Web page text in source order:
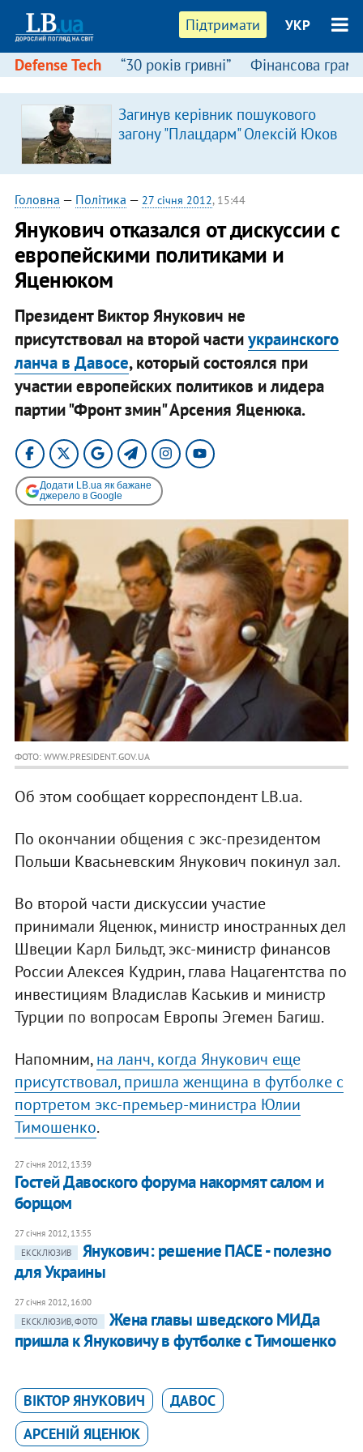
Підтримати УКР
Defense Tech “30 років гривні” Фінансова
Загинув керівник пошукового
загону "Плацдарм" Олексій Юков
Головна — Політика — 27 січня 2012, 15:44
Янукович отказался от дискуссии с
европейскими политиками и
Яценюком
Президент Виктор Янукович не
присутствовал на второй частиукраинского
ланча в Давосе, который состоялся при
участии европейских политиков и лидера
партии "Фронт змин" Арсения Яценюка.
Додати LB.ua як бажане
джерело в Google
ФОТО: WWW.PRESIDENT.GOV.UA
Об этом сообщает корреспондент LB.ua.
По окончании общения с экс-президентом
Польши Квасьневским Янукович покинул зал.
Во второй части дискуссии участие
принимали Яценюк, министр иностранных дел
Швеции Карл Бильдт, экс-министр финансов
России Алексея Кудрин, глава Нацагентства по
инвестициям Владислав Каськив и министр
Турции по вопросам Европы Эгемен Багиш.
Напомним,на ланч, когда Янукович еще
присутствовал, пришла женщина в футболке с
портретом экс-премьер-министра Юлии
Тимошенко.
27 січня 2012, 13:39
​Гостей Давоского форума накормят салом и
борщом
27 січня 2012, 13:55
ЕКСКЛЮЗИВ
Янукович: решение ПАСЕ - полезно
для Украины
27 січня 2012, 16:00
ЕКСКЛЮЗИВ, ФОТО
Жена главы шведского МИДа
пришла к Януковичу в футболке с Тимошенко
ВІКТОР ЯНУКОВИЧ
ДАВОС
АРСЕНІЙ ЯЦЕНЮК